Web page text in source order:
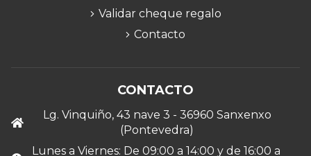
Validar cheque regalo
Contacto
CONTACTO
Lg. Vinquiño, 43 nave 3 - 36960 Sanxenxo
(Pontevedra)
Lunes a Viernes: De 09:00 a 14:00 y de 16:00 a